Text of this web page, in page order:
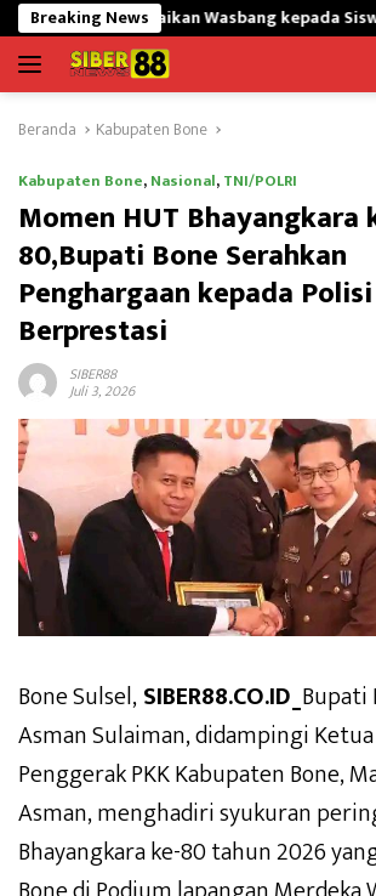
Langsung
ke
konten
Breaking News
Wasbang kepada Siswa SDN Gunung Susu
Beranda Kabupaten Bone
Kabupaten Bone,Nasional,TNI/POLRI
Momen HUT Bhayangkara
80,Bupati Bone Serahkan
Penghargaan kepada Polisi
Berprestasi
SIBER88
Juli 3, 2026
Bone Sulsel,SIBER88.CO.ID_Bupati
Asman Sulaiman, didampingi
Penggerak PKK Kabupaten Bone,
Asman, menghadiri syukuran
Bhayangkara ke-80 tahun 2026